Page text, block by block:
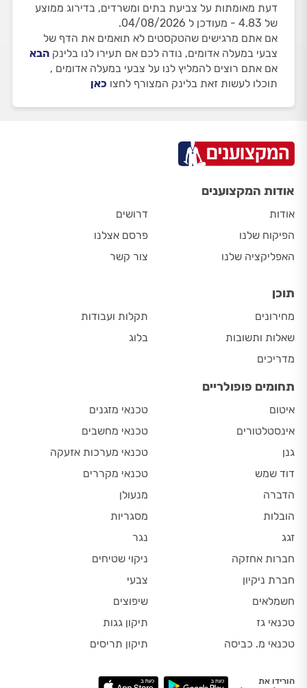
דעת מאומתות על צביעת בתים ומשרדים, בדירוג ממוצע
של 4.83 - מעודכן ל 04/08/2026.
אם אתם מרגישים שהטקסטים לא תואמים את הדף של
צבעי במעלה אדומים, נודה לכם אם תעירו לנו בלינק הבא
אם אתם רוצים להמליץ לנו על צבעי במעלה אדומים ,
תוכלו לעשות זאת בלינק המצורף לחצו כאן
אודות המקצוענים
אודות
הפיקוח שלנו
האפליקציה שלנו
דרושים
פרסם אצלנו
צור קשר
תוכן
מחירונים
שאלות ותשובות
מדריכים
תקלות ועבודות
בלוג
תחומים פופולריים
איטום
אינסטלטורים
גנן
דוד שמש
הדברה
הובלות
זגג
חברות אחזקה
חברת ניקיון
חשמלאים
טכנאי גז
טכנאי מ. כביסה
טכנאי מזגנים
טכנאי מחשבים
טכנאי מערכות אזעקה
טכנאי מקררים
מנעולן
מסגריות
נגר
ניקוי שטיחים
צבעי
שיפוצים
תיקון גגות
תיקון תריסים
הורידו את